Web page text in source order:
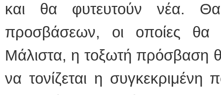
και θα φυτευτούν νέα.
προσβάσεων, οι οποίες θα
Μάλιστα, η τοξωτή πρόσβαση
να τονίζεται η συγκεκριμένη